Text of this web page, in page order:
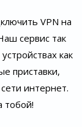
VPN на
сервис так
как
приставки,
интернет.
тобой!